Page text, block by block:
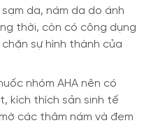
da, nám da do ánh
thời, còn có công dụng
sự hình thành của
nhóm AHA nên có
kích thích sản sinh tế
các thâm nám và đem